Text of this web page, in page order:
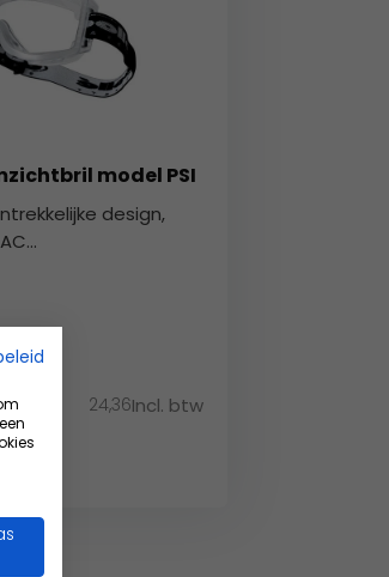
model PSI
design,
24,36Incl. btw